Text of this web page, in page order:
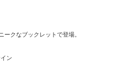
ークなブックレットで登場。
ン